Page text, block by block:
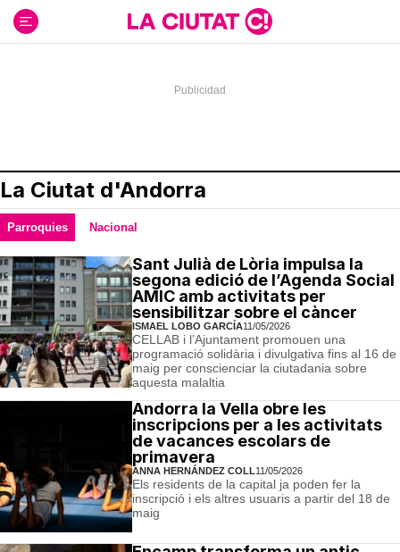
contenido
La Ciutat d'Andorra
Parroquies Nacional
Sant Julià de Lòria impulsa la
segona edició de l’Agenda Social
AMIC amb activitats per
sensibilitzar sobre el càncer
ISMAEL LOBO GARCÍA11/05/2026
CELLAB i l’Ajuntament promouen una
programació solidària i divulgativa fins al 16 de
maig per conscienciar la ciutadania sobre
aquesta malaltia
Andorra la Vella obre les
inscripcions per a les activitats
de vacances escolars de
primavera
ANNA HERNÁNDEZ COLL11/05/2026
Els residents de la capital ja poden fer la
inscripció i els altres usuaris a partir del 18 de
maig